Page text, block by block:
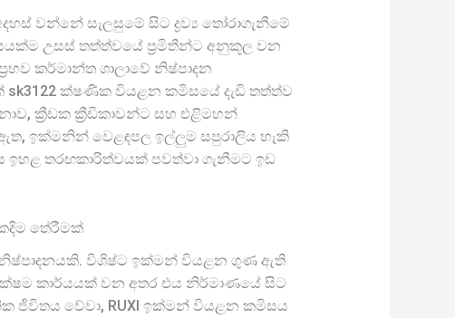
වන්නේ සැලසුමේ සිට ද්‍රව්‍ය තෝරාගැනීමේ
උසස් තත්ත්වයේ ප්‍රමිතීන්ට අනුකූල වන
කර්මාන්ත ශාලාවේ නිෂ්පාදන
sk3122 ක්ෂණික වියළන කමිසයේ දැඩි තත්ත්ව
ක්‍රීඩක ක්‍රීඩිකාවන්ට සහ එළිමහන්
ඇත, ඉක්මනින් වෙළඳපල ඉල්ලුම සපුරාලිය හැකි
ඉහළ තරඟකාරිත්වයක් පවත්වා ගැනීමට ඉඩ
තේරීමක්
නිෂ්පාදනයකි. විශිෂ්ට ඉක්මන් වියළන ගුණ ඇති
කාර්යයක් වන අතර එය නිර්මාණයේ සිට
ජීවිතය වේවා, RUXI ඉක්මන් වියළන කමිසය